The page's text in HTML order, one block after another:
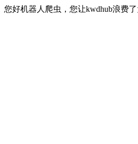
您好机器人爬虫，您让kwdhub浪费